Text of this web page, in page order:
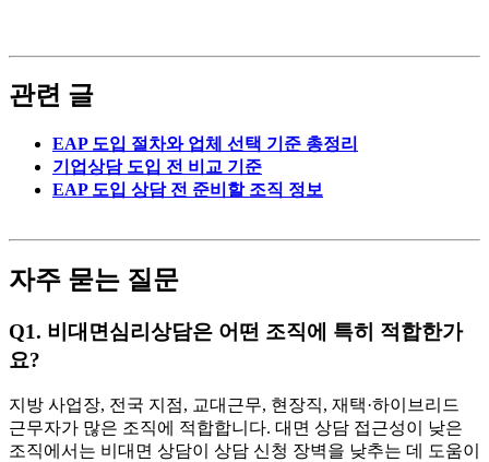
관련 글
EAP 도입 절차와 업체 선택 기준 총정리
기업상담 도입 전 비교 기준
EAP 도입 상담 전 준비할 조직 정보
자주 묻는 질문
Q1. 비대면심리상담은 어떤 조직에 특히 적합한가
요?
지방 사업장, 전국 지점, 교대근무, 현장직, 재택·하이브리드
근무자가 많은 조직에 적합합니다. 대면 상담 접근성이 낮은
조직에서는 비대면 상담이 상담 신청 장벽을 낮추는 데 도움이